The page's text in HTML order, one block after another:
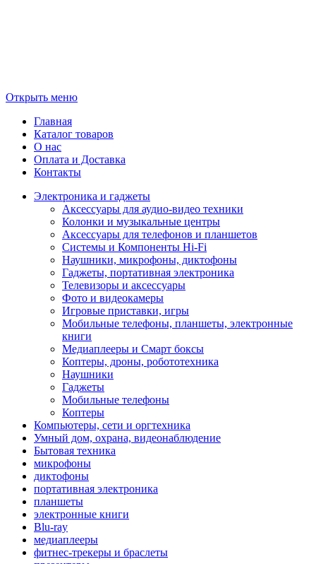
Открыть меню
Главная
Каталог товаров
О нас
Оплата и Доставка
Контакты
Электроника и гаджеты
Аксессуары для аудио-видео техники
Колонки и музыкальные центры
Аксессуары для телефонов и планшетов
Системы и Компоненты Hi-Fi
Наушники, микрофоны, диктофоны
Гаджеты, портативная электроника
Телевизоры и аксессуары
Фото и видеокамеры
Игровые приставки, игры
Мобильные телефоны, планшеты, электронные
книги
Медиаплееры и Смарт боксы
Коптеры, дроны, робототехника
Наушники
Гаджеты
Мобильные телефоны
Коптеры
Компьютеры, сети и оргтехника
Умный дом, охрана, видеонаблюдение
Бытовая техника
микрофоны
диктофоны
портативная электроника
планшеты
электронные книги
Blu-ray
медиаплееры
фитнес-трекеры и браслеты